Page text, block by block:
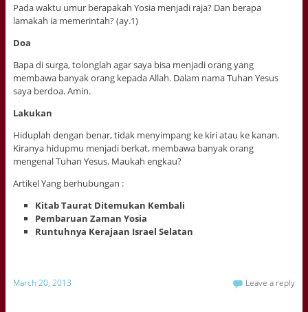
Pada waktu umur berapakah Yosia menjadi raja? Dan berapa
lamakah ia memerintah? (ay.1)
Doa
Bapa di surga, tolonglah agar saya bisa menjadi orang yang
membawa banyak orang kepada Allah. Dalam nama Tuhan Yesus
saya berdoa. Amin.
Lakukan
Hiduplah dengan benar, tidak menyimpang ke kiri atau ke kanan.
Kiranya hidupmu menjadi berkat, membawa banyak orang
mengenal Tuhan Yesus. Maukah engkau?
Artikel Yang berhubungan :
Kitab Taurat Ditemukan Kembali
Pembaruan Zaman Yosia
Runtuhnya Kerajaan Israel Selatan
March 20, 2013 Leave a reply